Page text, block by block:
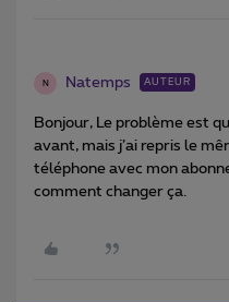
N Natemps AUTEUR
Bonjour, Le problème est
avant, mais j’ai repris le
téléphone avec mon
comment changer ça.